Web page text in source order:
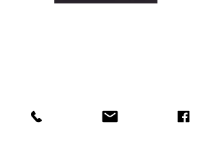
Coutures latérales